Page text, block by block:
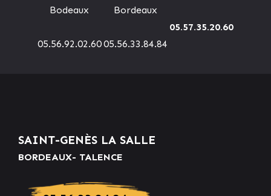
Bodeaux
05.56.92.02.60
Bordeaux
05.56.33.84.84
05.57.35.20.60
SAINT-GENÈS LA SALLE
BORDEAUX- TALENCE